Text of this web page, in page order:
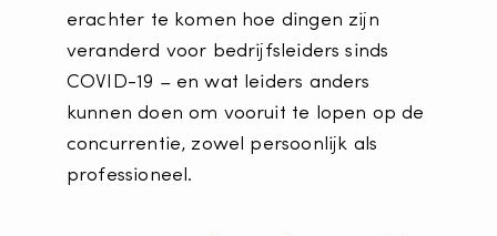
erachter te komen hoe dingen zijn
veranderd voor bedrijfsleiders sinds
COVID-19 – en wat leiders anders
kunnen doen om vooruit te lopen op de
concurrentie, zowel persoonlijk als
professioneel.